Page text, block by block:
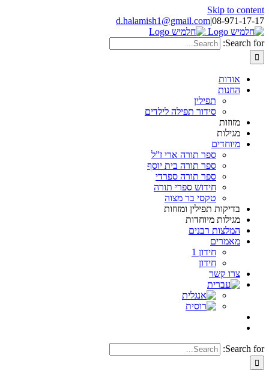
Skip to content
08-971-17-17
|
d.halamish1@gmail.com
Search for:
אודות
החנות
תפילין
סידור תפילה לילדים
מזוזות
מגילות
מיוחדים
ספר תורה ארי ז”ל
ספר תורה בית יוסף
ספר תורה ספרדי
חידוש ספרי תורה
טקסי בר מצוה
בדיקות תפילין ומזוזות
מגילות מיוחדות
המלצות רבנים
מאמרים
חידון 1
חידון
צרו קשר
Search for: